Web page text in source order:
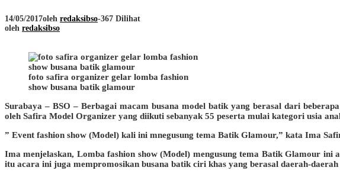
14/05/2017oleh redaksibso-367 Dilihat
oleh redaksibso
foto safira organizer gelar lomba fashion
show busana batik glamour
Surabaya – BSO – Berbagai macam busana model batik yang berasal dari
oleh Safira Model Organizer yang diikuti sebanyak 55 peserta mulai kategori usia
” Event fashion show (Model) kali ini mnegusung tema Batik Glamour,” kata Ima
Ima menjelaskan, Lomba fashion show (Model) mengusung tema Batik Glamour ini
itu acara ini juga mempromosikan busana batik ciri khas yang berasal daerah-